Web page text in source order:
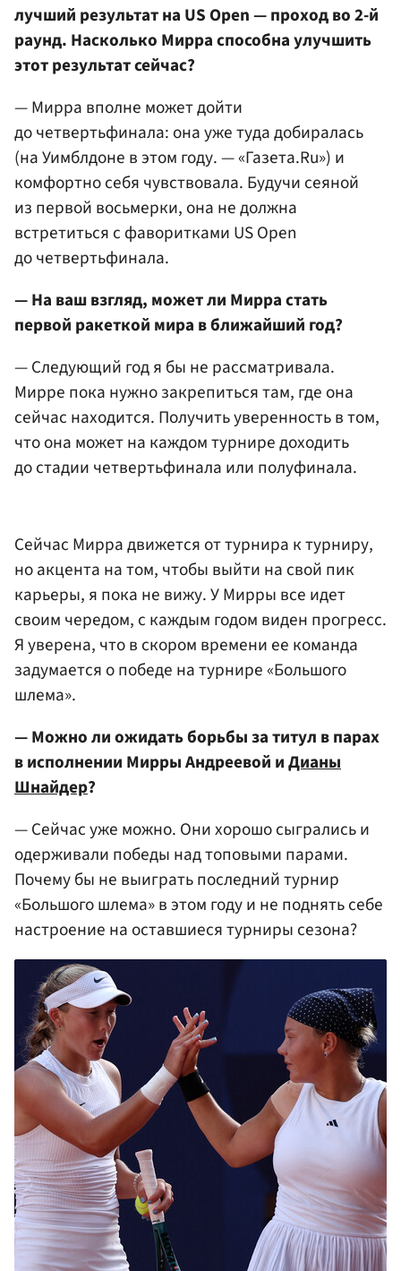
лучший результат на US Open — проход во 2-й
раунд. Насколько Мирра способна улучшить
этот результат сейчас?
— Мирра вполне может дойти
до четвертьфинала: она уже туда добиралась
(на Уимблдоне в этом году. — «Газета.Ru») и
комфортно себя чувствовала. Будучи сеяной
из первой восьмерки, она не должна
встретиться с фаворитками US Open
до четвертьфинала.
— На ваш взгляд, может ли Мирра стать
первой ракеткой мира в ближайший год?
— Следующий год я бы не рассматривала.
Мирре пока нужно закрепиться там, где она
сейчас находится. Получить уверенность в том,
что она может на каждом турнире доходить
до стадии четвертьфинала или полуфинала.
Сейчас Мирра движется от турнира к турниру,
но акцента на том, чтобы выйти на свой пик
карьеры, я пока не вижу. У Мирры все идет
своим чередом, с каждым годом виден прогресс.
Я уверена, что в скором времени ее команда
задумается о победе на турнире «Большого
шлема».
— Можно ли ожидать борьбы за титул в парах
в исполнении Мирры Андреевой иДианы
Шнайдер?
— Сейчас уже можно. Они хорошо сыгрались и
одерживали победы над топовыми парами.
Почему бы не выиграть последний турнир
«Большого шлема» в этом году и не поднять себе
настроение на оставшиеся турниры сезона?